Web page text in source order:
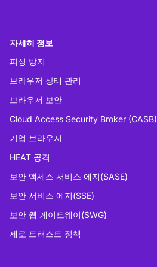
자세히 정보
피싱 방지
브라우저 상태 관리
브라우저 보안
Cloud Access Security Broker (CASB)
기업 브라우저
HEAT 공격
보안 액세스 서비스 에지(SASE)
보안 서비스 에지(SSE)
보안 웹 게이트웨이(SWG)
제로 트러스트 정책